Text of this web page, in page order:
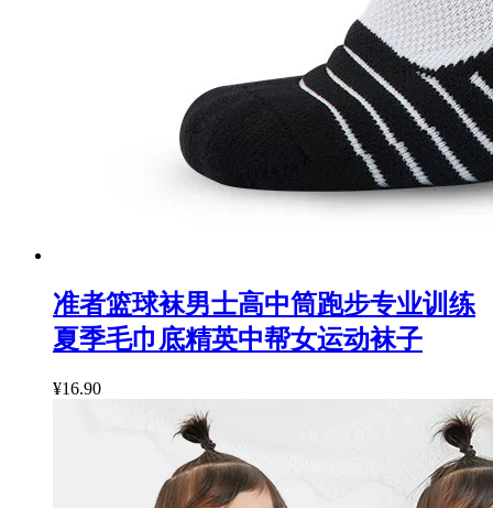
准者篮球袜男士高中筒跑步专业训练
夏季毛巾底精英中帮女运动袜子
¥16.90